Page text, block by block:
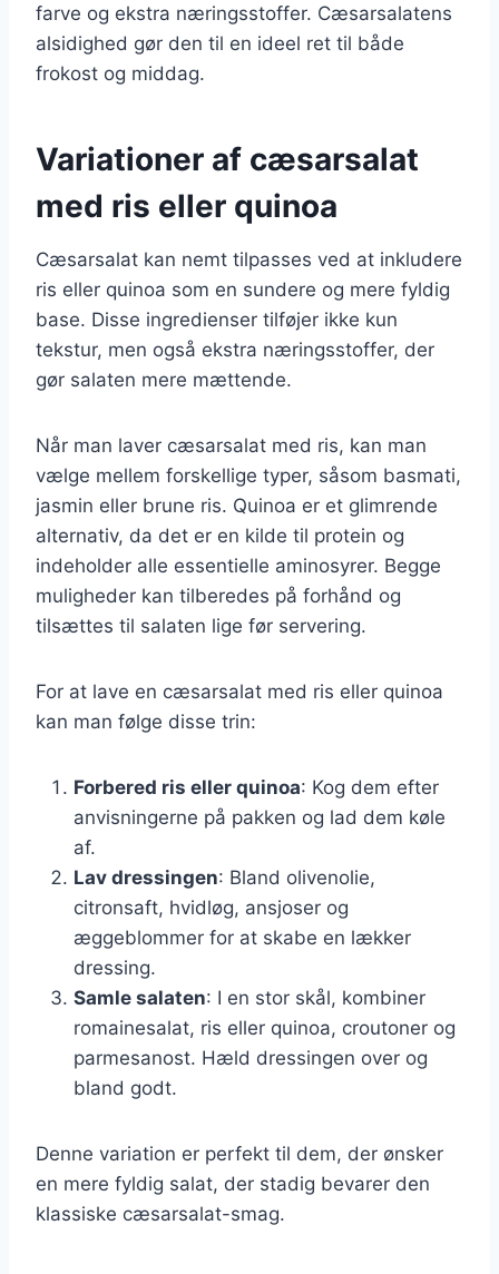
farve og ekstra næringsstoffer. Cæsarsalatens
alsidighed gør den til en ideel ret til både
frokost og middag.
Variationer af cæsarsalat
med ris eller quinoa
Cæsarsalat kan nemt tilpasses ved at inkludere
ris eller quinoa som en sundere og mere fyldig
base. Disse ingredienser tilføjer ikke kun
tekstur, men også ekstra næringsstoffer, der
gør salaten mere mættende.
Når man laver cæsarsalat med ris, kan man
vælge mellem forskellige typer, såsom basmati,
jasmin eller brune ris. Quinoa er et glimrende
alternativ, da det er en kilde til protein og
indeholder alle essentielle aminosyrer. Begge
muligheder kan tilberedes på forhånd og
tilsættes til salaten lige før servering.
For at lave en cæsarsalat med ris eller quinoa
kan man følge disse trin:
Forbered ris eller quinoa: Kog dem efter
anvisningerne på pakken og lad dem køle
af.
Lav dressingen: Bland olivenolie,
citronsaft, hvidløg, ansjoser og
æggeblommer for at skabe en lækker
dressing.
Samle salaten: I en stor skål, kombiner
romainesalat, ris eller quinoa, croutoner og
parmesanost. Hæld dressingen over og
bland godt.
Denne variation er perfekt til dem, der ønsker
en mere fyldig salat, der stadig bevarer den
klassiske cæsarsalat-smag.